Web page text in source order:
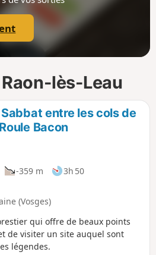
p
lès-Leau
entre les cols de
Bacon
-359 m
3h 50
(Vosges)
qui offre de beaux points
de visiter un site auquel sont
légendes.